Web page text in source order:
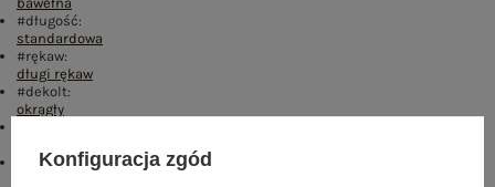
#długość:
standardowa
#rękaw:
długi rękaw
#dekolt:
okrągły
#skład materiału :
Konfiguracja zgód